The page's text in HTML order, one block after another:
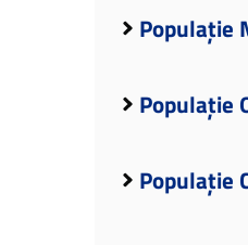
Populație
Populație
Populație